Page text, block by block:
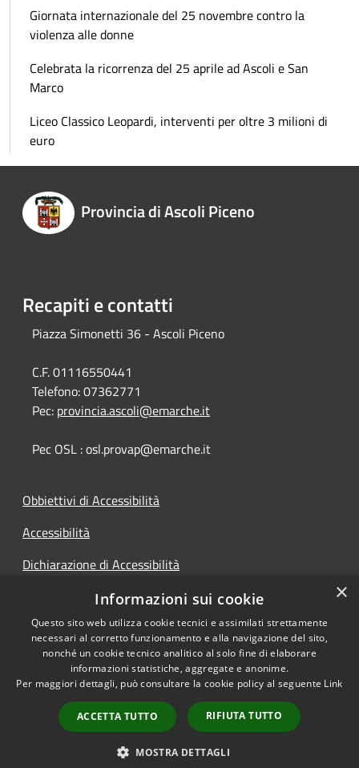
Giornata internazionale del 25 novembre contro la
violenza alle donne
Celebrata la ricorrenza del 25 aprile ad Ascoli e San
Marco
Liceo Classico Leopardi, interventi per oltre 3 milioni di
euro
Provincia di Ascoli Piceno
Recapiti e contatti
Piazza Simonetti 36 - Ascoli Piceno
C.F. 01116550441
Telefono:07362771
Pec: provincia.ascoli@emarche.it
Pec OSL : osl.provap@emarche.it
Obbiettivi di Accessibilità
Accessibilità
Dichiarazione di Accessibilità
Accesso Civico
Accessibilità
Copyright © 2026 • Provincia di
Ascoli Piceno • Powered by
Municipium•
Accesso
redazione
×
Informazioni sui cookie
Questo sito web utilizza cookie tecnici e assimilati strettamente
necessari al corretto funzionamento e alla navigazione del sito,
nonché un cookie tecnico analitico al solo fine di elaborare
informazioni statistiche, aggregate e anonime.
Per maggiori dettagli, può consultare la cookie policy al seguente Link
ACCETTA TUTTO RIFIUTA TUTTO
MOSTRA DETTAGLI